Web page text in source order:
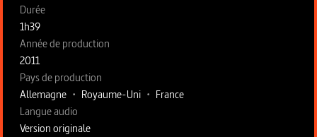
Fiche technique section gauche
Durée
1h39
Année de production
2011
Pays de production
Allemagne • Royaume-Uni • France
Langue audio
Version originale